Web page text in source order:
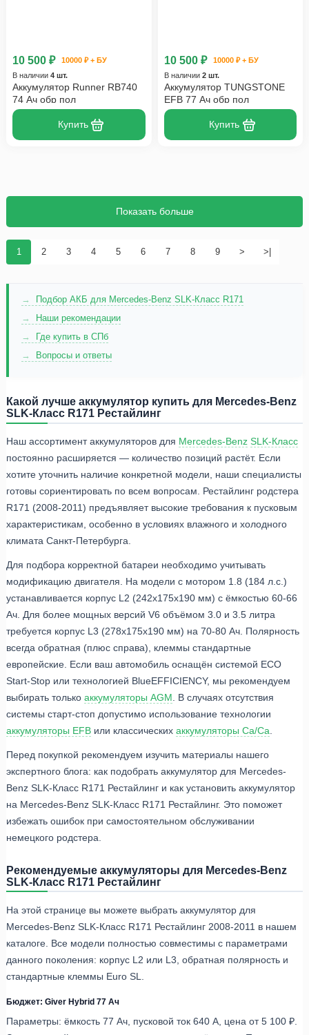
10 500 ₽
10000 ₽ + БУ
В наличии 4 шт.
Аккумулятор Runner RB740
74 Ач обр пол
Купить
10 500 ₽
10000 ₽ + БУ
В наличии 2 шт.
Аккумулятор TUNGSTONE
EFB 77 Ач обр пол
Купить
1 2 3 4 5 6 7 8 9 > >|
Показать больше
Подбор АКБ для Mercedes-Benz SLK-Класс R171
Наши рекомендации
Где купить в СПб
Вопросы и ответы
Какой лучше аккумулятор купить для Mercedes-Benz
SLK-Класс R171 Рестайлинг
Наш ассортимент аккумуляторов для Mercedes-Benz SLK-Класс
постоянно расширяется — количество позиций растёт. Если
хотите уточнить наличие конкретной модели, наши специалисты
готовы сориентировать по всем вопросам. Рестайлинг родстера
R171 (2008-2011) предъявляет высокие требования к пусковым
характеристикам, особенно в условиях влажного и холодного
климата Санкт-Петербурга.
Для подбора корректной батареи необходимо учитывать
модификацию двигателя. На модели с мотором 1.8 (184 л.с.)
устанавливается корпус L2 (242x175x190 мм) с ёмкостью 60-66
Ач. Для более мощных версий V6 объёмом 3.0 и 3.5 литра
требуется корпус L3 (278x175x190 мм) на 70-80 Ач. Полярность
всегда обратная (плюс справа), клеммы стандартные
европейские. Если ваш автомобиль оснащён системой ECO
Start-Stop или технологией BlueEFFICIENCY, мы рекомендуем
выбирать только аккумуляторы AGM . В случаях отсутствия
системы старт-стоп допустимо использование технологии
аккумуляторы EFB или классических аккумуляторы Ca/Ca
Перед покупкой рекомендуем изучить материалы нашего
экспертного блога: как подобрать аккумулятор для Mercedes-
Benz SLK-Класс R171 Рестайлинг и как установить аккумулятор
на Mercedes-Benz SLK-Класс R171 Рестайлинг. Это поможет
избежать ошибок при самостоятельном обслуживании
немецкого родстера.
Рекомендуемые аккумуляторы для Mercedes-Benz
SLK-Класс R171 Рестайлинг
На этой странице вы можете выбрать аккумулятор для
Mercedes-Benz SLK-Класс R171 Рестайлинг 2008-2011 в нашем
каталоге. Все модели полностью совместимы с параметрами
данного поколения: корпус L2 или L3, обратная полярность и
стандартные клеммы Euro SL.
Бюджет: Giver Hybrid 77 Ач
Параметры: ёмкость 77 Ач, пусковой ток 640 А, цена от 5 100 ₽.